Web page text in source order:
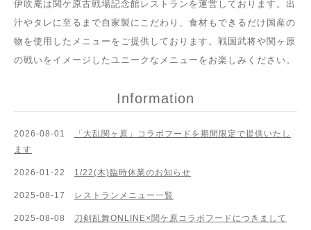
伊吹庵は関ケ原古戦場記念館レストランを運営しております。出
汁やタレに至るまで自家製にこだわり、食材もできるだけ国産の
物を使用したメニューをご提供しております。戦国武将や関ヶ原
の戦いをイメージしたユニークなメニューをお楽しみください。
Information
2026-08-01
「大乱関ヶ原」コラボフードを期間限定で提供いたし
ます
2026-01-22 1/22(木)臨時休業のお知らせ
2025-08-17 レストランメニュー一覧
2025-08-08 刀剣乱舞ONLINE×関ケ原コラボフードにつきまして